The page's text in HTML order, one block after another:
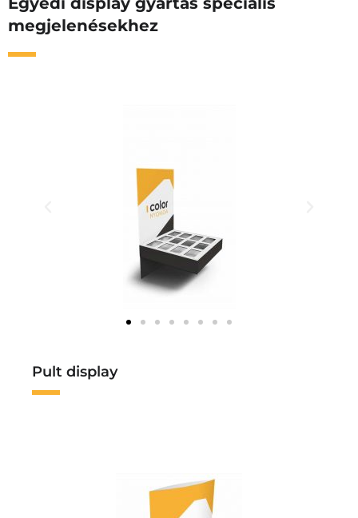
megjelenésekhez
Pult display